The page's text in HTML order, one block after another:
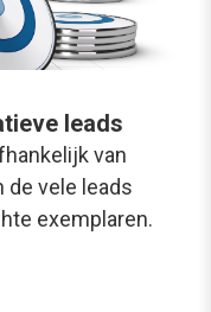
leads
van
de vele leads
exemplaren.